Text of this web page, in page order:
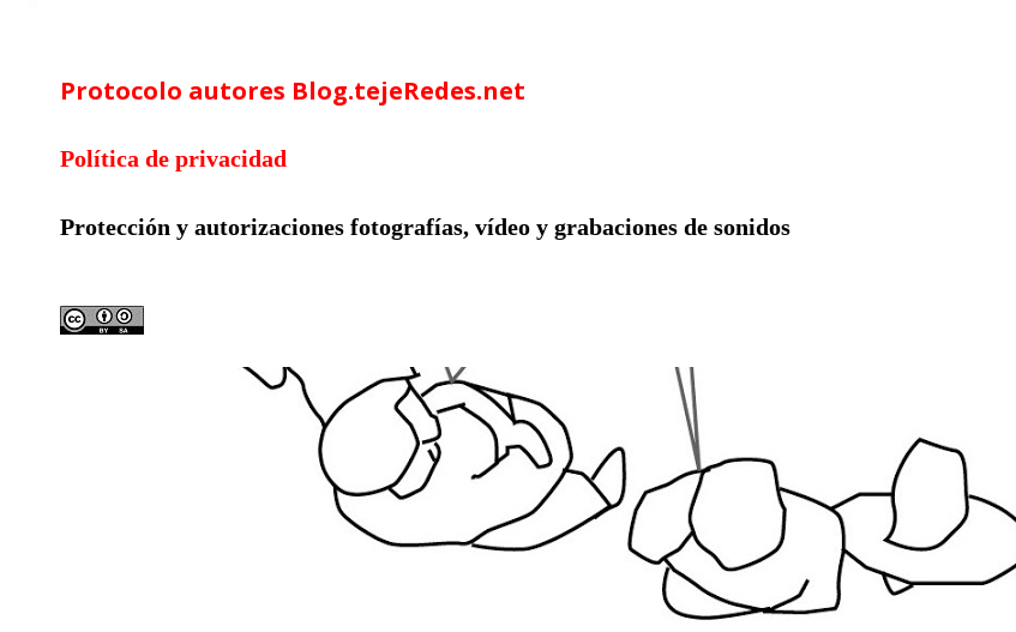
Protocolo autores Blog.tejeRedes.net
Política de privacidad
Protección y autorizaciones fotografías, vídeo y grabaciones de sonidos